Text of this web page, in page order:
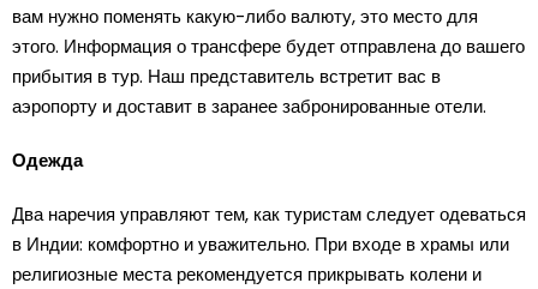
вам нужно поменять какую-либо валюту, это место для
этого. Информация о трансфере будет отправлена ​​до вашего
прибытия в тур. Наш представитель встретит вас в
аэропорту и доставит в заранее забронированные отели.
Одежда
Два наречия управляют тем, как туристам следует одеваться
в Индии: комфортно и уважительно. При входе в храмы или
религиозные места рекомендуется прикрывать колени и